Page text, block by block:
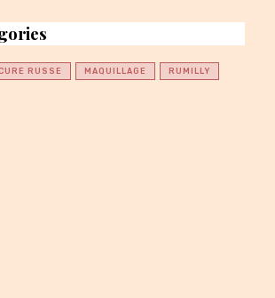
RUSSE MAQUILLAGE RUMILLY